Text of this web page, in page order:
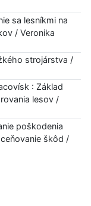
sa lesníkmi na
/ Veronika
strojárstva /
: Základ
lesov /
poškodenia
škôd /